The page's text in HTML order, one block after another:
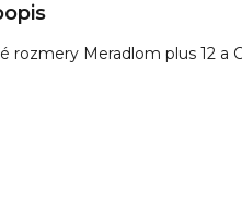
rozmery Meradlom plus 12 a